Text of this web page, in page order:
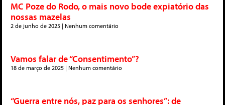
MC Poze do Rodo, o mais novo bode expiatório das
nossas mazelas
2 de junho de 2025 Nenhum comentário
Vamos falar de “Consentimento”?
18 de março de 2025 Nenhum comentário
“Guerra entre nós, paz para os senhores”: de